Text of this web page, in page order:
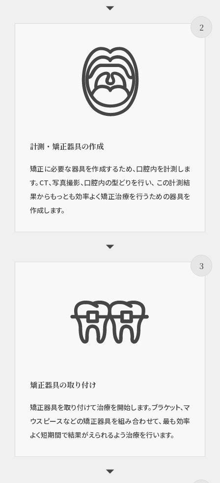
2
計測・矯正器具の作成
矯正に必要な器具を作成するため、口腔内を計測しま
す。CT、写真撮影、口腔内の型どりを行い、 この計測結
果からもっとも効率よく矯正治療を行うための器具を
作成します。
3
矯正器具の取り付け
矯正器具を取り付けて治療を開始します。ブラケット、マ
ウスピースなどの矯正器具を組み合わせて、最も効率
よく短期間で結果がえられるよう治療を行います。